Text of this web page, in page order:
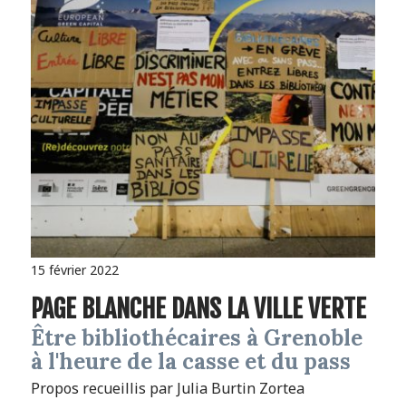
15 février 2022
PAGE BLANCHE DANS LA VILLE VERTE
Être bibliothécaires à Grenoble
à l'heure de la casse et du pass
Propos recueillis par Julia Burtin Zortea